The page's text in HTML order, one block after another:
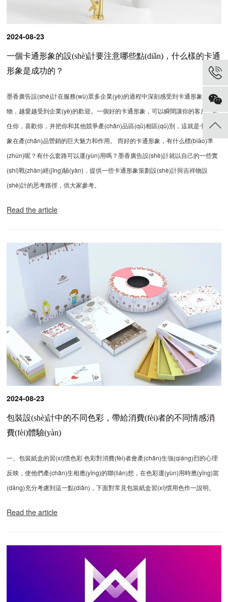
2024-08-23
一個卡通形象的設(shè)計要注意哪些點(diǎn)，什么樣的卡通
形象是成功的？
墨香廣告設(shè)計在服務(wù)眾多企業(yè)的過程中深刻感受到卡通形象或吉祥
物，越愛越受到企業(yè)的歡迎。一個好的卡通形象，可以瞬間讓你的客戶，記
住你，喜歡你，并把你和其他競爭產(chǎn)品區(qū)相區(qū)別，這就是卡通形
象在產(chǎn)品營銷的巨大魅力和作用。 而好的卡通形象，有什么標(biāo)準
(zhǔn)呢？有什么套路可以運(yùn)用嗎？墨香廣告設(shè)計就以自己的一些實
(shí)戰(zhàn)經(jīng)驗(yàn)，提供一些卡通形象策劃設(shè)計與吉祥物設
(shè)計的思考路徑，供大家參考。
Read the article
2024-08-23
包裝設(shè)計中的不同色彩，帶給消費(fèi)者的不同情感消
費(fèi)體驗(yàn)
一、包裝紙盒的習(xí)慣色彩 色彩對消費(fèi)者會產(chǎn)生強(qiáng)烈的心理
反映，使他們產(chǎn)生相應(yīng)的聯(lián)想，在色彩運(yùn)用時應(yīng)當
(dāng)充分考慮到這一點(diǎn)，下面對常見包裝紙盒習(xí)慣用色作一說明。
Read the article